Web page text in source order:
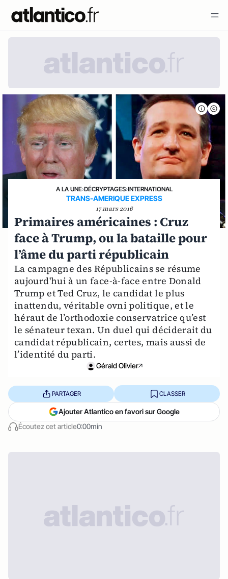
A LA UNE›DÉCRYPTAGES›INTERNATIONAL
TRANS-AMERIQUE EXPRESS
17 mars 2016
Primaires américaines : Cruz
face à Trump, ou la bataille pour
l’âme du parti républicain
La campagne des Républicains se résume
aujourd'hui à un face-à-face entre Donald
Trump et Ted Cruz, le candidat le plus
inattendu, véritable ovni politique, et le
héraut de l’orthodoxie conservatrice qu’est
le sénateur texan. Un duel qui déciderait du
candidat républicain, certes, mais aussi de
l’identité du parti.
Gérald Olivier
Écoutez cet article0:00min
PARTAGER CLASSER
Ajouter Atlantico en favori sur Google